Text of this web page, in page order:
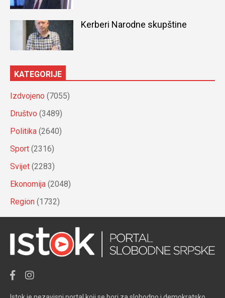
Kerberi Narodne skupštine
KATEGORIJE
Izdvojeno (7055)
Društvo (3489)
Politika (2640)
Sport (2316)
Svijet (2283)
Ekonomija (2048)
Region (1732)